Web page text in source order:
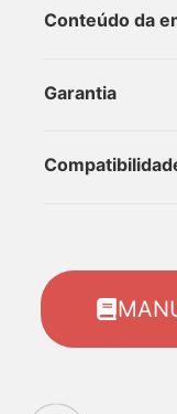
Conteúdo da
Garantia